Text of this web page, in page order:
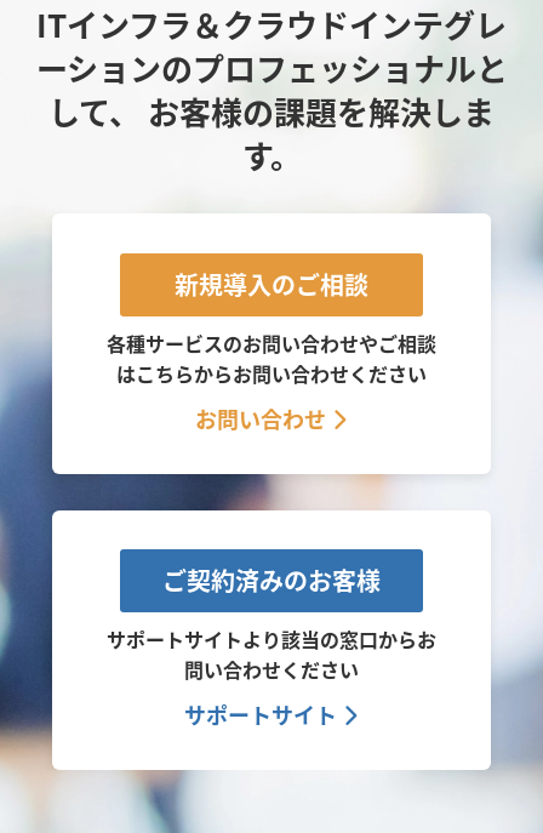
ITインフラ＆クラウドインテグレ
ーションのプロフェッショナルと
して、
お客様の課題を解決しま
す。
新規導入のご相談
各種サービスのお問い合わせやご相談
はこちらからお問い合わせください
お問い合わせ
ご契約済みのお客様
サポートサイトより該当の窓口からお
問い合わせください
サポートサイト